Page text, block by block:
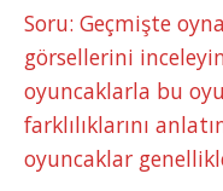
Soru: Geçmişte
görsellerini
oyuncaklarla bu
farklılıklarını
oyuncaklar